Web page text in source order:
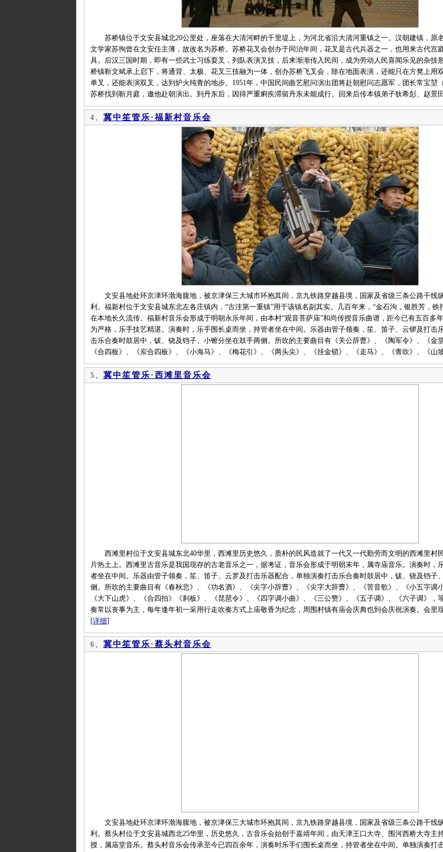
苏桥镇位于文安县城北20公里处，座落在大清河畔的千里堤上，为河北省沿大清河重镇之一。汉朝建镇，原
文学家苏徇曾在文安任主薄，故改名为苏桥。苏桥花叉会创办于同治年间，花叉是古代兵器之一，也用来古代宫
具。后汉三国时期，即有一些武士习练耍叉，列队表演叉技，后来渐渐传入民间，成为劳动人民喜闻乐见的杂技
桥镇靳文斌承上启下，将通背、太极、花叉三技融为一体，创办苏桥飞叉会，除在地面表演，还能只在方凳上用
单叉，还能表演双叉，达到炉火纯青的地步。1951年，中国民间曲艺慰问演出团将赴朝慰问志愿军，团长常宝堃
苏桥找到靳月庭，邀他赴朝演出。到丹东后，因得严重痢疾滞留丹东未能成行。回来后传本镇弟子狄希彭、赵
4、 冀中笙管乐·福新村音乐会
文安县地处环京津环渤海腹地，被京津保三大城市环抱其间，京九铁路穿越县境，国家及省级三条公路干线
利。福新村位于文安县城东北左各庄镇内，“古洼第一重镇”用于该镇名副其实。几百年来，“金石沟，银胜芳，铁
在本地长久流传。福新村音乐会形成于明朝永乐年间，由本村“观音菩萨庙”和尚传授音乐曲谱，距今已有五百多
为严格，乐手技艺精湛。演奏时，乐手围长桌而坐，持管者坐在中间。乐器由管子领奏，笙、笛子、云锣及打击
击乐合奏时鼓居中，钹、铙及铛子、小镲分坐在鼓手两侧。所吹的主要曲目有《关公辞曹》、《陶军令》、《金
《合四板》、《岽合四板》、《小海马》、《梅花引》、《两头尖》、《挂金锁》、《走马》、《青吹》、《
5、 冀中笙管乐·西滩里音乐会
西滩里村位于文安县城东北40华里，西滩里历史悠久，质朴的民风造就了一代又一代勤劳而文明的西滩里村
片热土上。西滩里古音乐是我国现存的古老音乐之一，据考证，音乐会形成于明朝末年，属寺庙音乐。演奏时，
者坐在中间。乐器由管子领奏，笙、笛子、云罗及打击乐器配合，单独演奏打击乐合奏时鼓居中，钹、铙及铛子
侧。所吹的主要曲目有《春秋悲》、《功名酒》、《尖字小辞曹》、《尖字大辞曹》、《苦音歌》、《小五字调
《大下山虎》、《合四拍》《刹板》、《琵琶令》、《四字调小曲》、《三公赞》、《五子调》、《六子调》，
奏常以丧事为主，每年逢年初一采用行走吹奏方式上庙敬香为纪念，周围村镇有庙会庆典也到会庆祝演奏。会
[详细]
6、 冀中笙管乐·蔡头村音乐会
文安县地处环京津环渤海腹地，被京津保三大城市环抱其间，京九铁路穿越县境，国家及省级三条公路干线
利。蔡头村位于文安县城西北25华里，历史悠久，古音乐会始创于嘉靖年间，由天津王口大寺、围河西桥大寺主
授，属庙堂音乐。蔡头村音乐会传承至今已四百余年，演奏时乐手们围长桌而坐，持管者坐在中间。单独演奏打